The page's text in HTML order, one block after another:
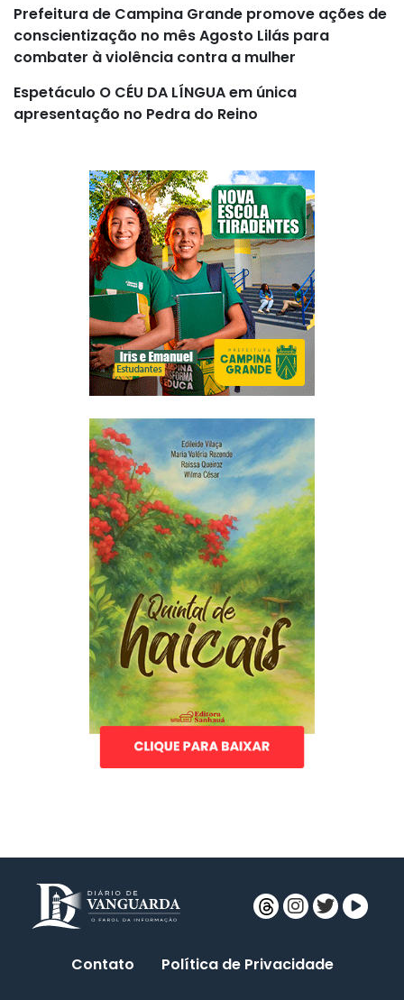
Prefeitura de Campina Grande promove ações de
conscientização no mês Agosto Lilás para
combater à violência contra a mulher
Espetáculo O CÉU DA LÍNGUA em única
apresentação no Pedra do Reino
Contato Política de Privacidade